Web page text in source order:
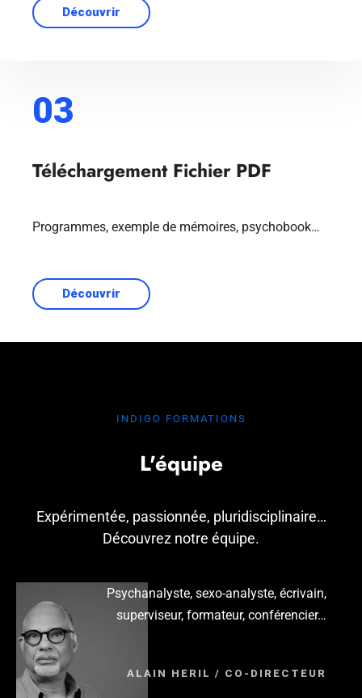
Découvrir
03
Téléchargement Fichier PDF
Programmes, exemple de mémoires, psychobook…
Découvrir
INDIGO FORMATIONS
L'équipe
Expérimentée, passionnée, pluridisciplinaire…
Découvrez notre équipe.
Psychanalyste, sexo-analyste, écrivain,
superviseur, formateur, conférencier…
ALAIN HERIL / CO-DIRECTEUR